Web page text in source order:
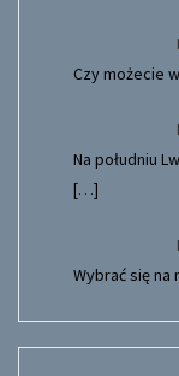
Czy możecie
Na południu
[…]
Wybrać się